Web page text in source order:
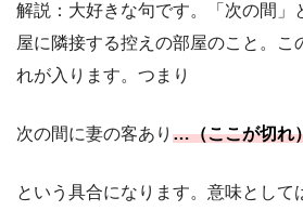
解説：大好きな句です。「次の間」
屋に隣接する控えの部屋のこと。こ
れが入ります。つまり
次の間に妻の客あり …（ここが切れ
という具合になります。意味として